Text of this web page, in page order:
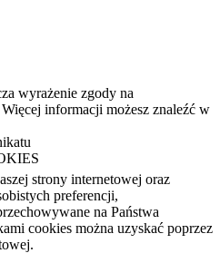
wyrażenie zgody na
informacji możesz znaleźć w
strony internetowej oraz
preferencji,
na Państwa
cookies można uzyskać poprzez